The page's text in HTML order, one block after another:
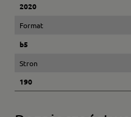
2020
Format
b5
Stron
190